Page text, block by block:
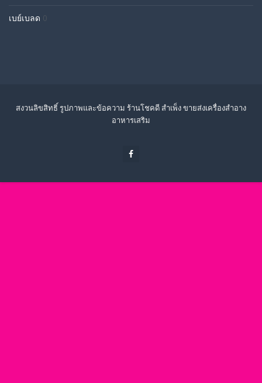
เบย์เบลด 0
สงวนลิขสิทธิ์ รูปภาพและข้อความ ร้านโชคดี สำเพ็ง ขายส่งเครื่องสำอาง
อาหารเสริม